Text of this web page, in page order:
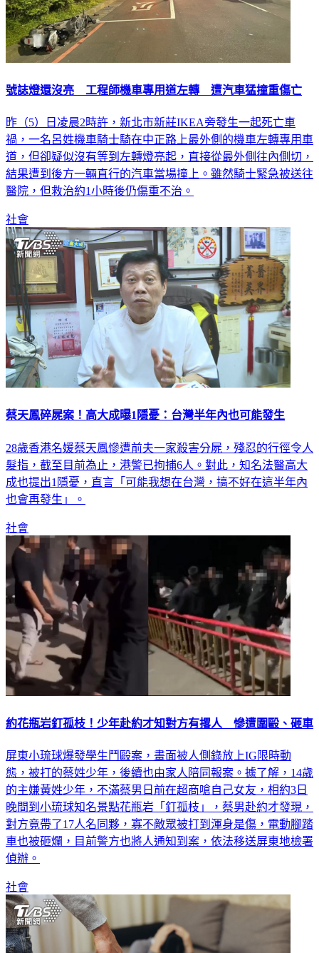
號誌燈還沒亮 工程師機車專用道左轉 遭汽車猛撞重傷亡
昨（5）日凌晨2時許，新北市新莊IKEA旁發生一起死亡車
禍，一名呂姓機車騎士騎在中正路上最外側的機車左轉專用車
道，但卻疑似沒有等到左轉燈亮起，直接從最外側往內側切，
結果遭到後方一輛直行的汽車當場撞上。雖然騎士緊急被送往
醫院，但救治約1小時後仍傷重不治。
社會
蔡天鳳碎屍案！高大成曝1隱憂：台灣半年內也可能發生
28歲香港名媛蔡天鳳慘遭前夫一家殺害分屍，殘忍的行徑令人
髮指，截至目前為止，港警已拘捕6人。對此，知名法醫高大
成也提出1隱憂，直言「可能我想在台灣，搞不好在這半年內
也會再發生」。
社會
約花瓶岩釘孤枝！少年赴約才知對方有撂人 慘遭圍毆、砸車
屏東小琉球爆發學生鬥毆案，畫面被人側錄放上IG限時動
態，被打的蔡姓少年，後續也由家人陪同報案。據了解，14歲
的主嫌黃姓少年，不滿蔡男日前在超商嗆自己女友，相約3日
晚間到小琉球知名景點花瓶岩「釘孤枝」，蔡男赴約才發現，
對方竟帶了17人名同夥，寡不敵眾被打到渾身是傷，電動腳踏
車也被砸爛，目前警方也將人通知到案，依法移送屏東地檢署
偵辦。
社會